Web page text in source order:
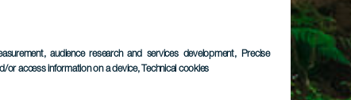
audience research and services development, Precise
or access information on a device, Technical cookies